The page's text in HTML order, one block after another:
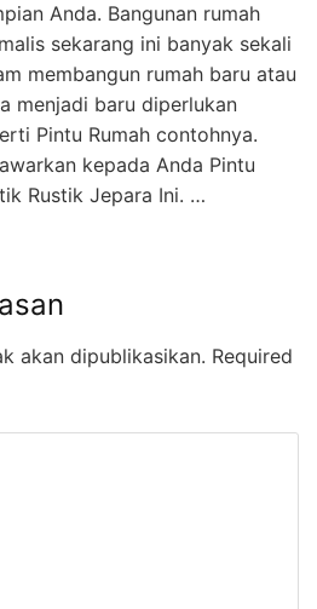
Anda. Bangunan rumah
sekarang ini banyak sekali
membangun rumah baru atau
menjadi baru diperlukan
Pintu Rumah contohnya.
kepada Anda Pintu
Rustik Jepara Ini. …
akan dipublikasikan. Required